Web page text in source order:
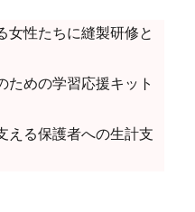
女性たちに縫製研修と
ための学習応援キット
える保護者への生計支